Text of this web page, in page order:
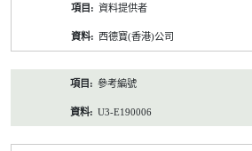
資料提供者
西德寶(香港)公司
參考編號
U3-E190006